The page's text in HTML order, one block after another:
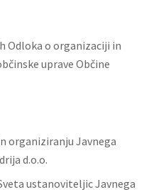
Odloka o organizaciji in
uprave Občine
organiziranju Javnega
d.o.o.
ustanoviteljic Javnega